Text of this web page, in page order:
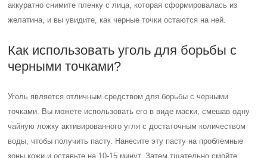
аккуратно снимите пленку с лица, которая сформировалась из
желатина, и вы увидите, как черные точки остаются на ней.
Как использовать уголь для борьбы с
черными точками?
Уголь является отличным средством для борьбы с черными
точками. Вы можете использовать его в виде маски, смешав одну
чайную ложку активированного угля с достаточным количеством
воды, чтобы получить пасту. Нанесите эту пасту на проблемные
зоны кожи и оставьте на 10-15 минут. Затем тщательно смойте